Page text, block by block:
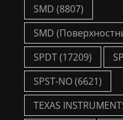
SMD (8807)
SMD
SPDT(17209)
SPST-NO(6621)
TEXAS